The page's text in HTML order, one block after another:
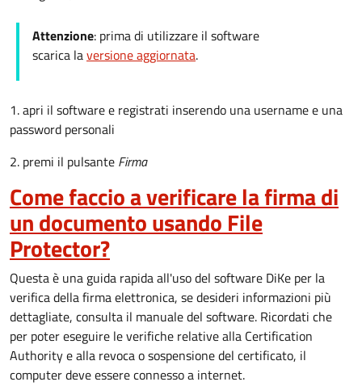
Attenzione: prima di utilizzare il software
scarica laversione aggiornata.
1. apri il software e registrati inserendo una username e una
password personali
2. premi il pulsante Firma
Come faccio a verificare la firma di
un documento usando File
Protector?
Questa è una guida rapida all'uso del software DiKe per la
verifica della firma elettronica, se desideri informazioni più
dettagliate, consulta il manuale del software. Ricordati che
per poter eseguire le verifiche relative alla Certification
Authority e alla revoca o sospensione del certificato, il
computer deve essere connesso a internet.